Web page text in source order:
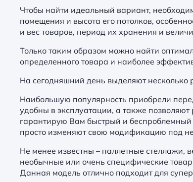
Чтобы найти идеальный вариант,
помещения и высота его потолков,
и вес товаров, период их хранения и
Только таким образом можно найти
определенного товара и наиболее
На сегодняшний день выделяют несколько
Наибольшую популярность приобрели
удобны в эксплуатации, а также
гарантирую Вам быстрый и беспроблемный
просто изменяют свою модификацию под
Не менее известны – паллетные
необычные или очень специфические
Данная модель отлично подходит для